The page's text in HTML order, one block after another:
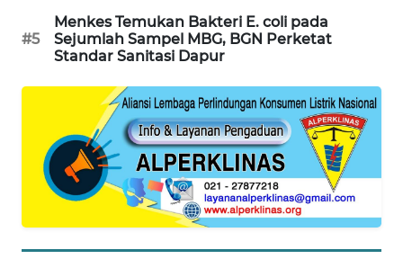
#5
Menkes Temukan Bakteri E. coli pada
Sejumlah Sampel MBG, BGN Perketat
Standar Sanitasi Dapur
Network
MASYARAKAT
KELISTRIKAN